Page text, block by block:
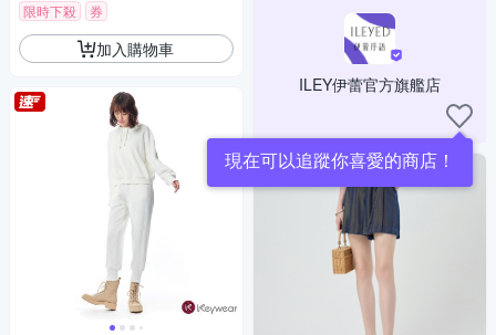
限時下殺 券
加入購物車
ILEY伊蕾官方旗艦店
現在可以追蹤你喜愛的商店！